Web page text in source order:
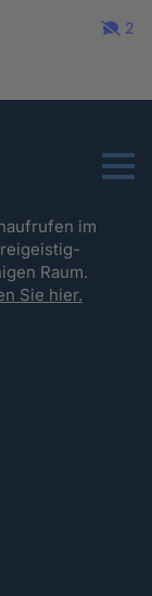
2
Menu
im
Raum.
Sie hier.